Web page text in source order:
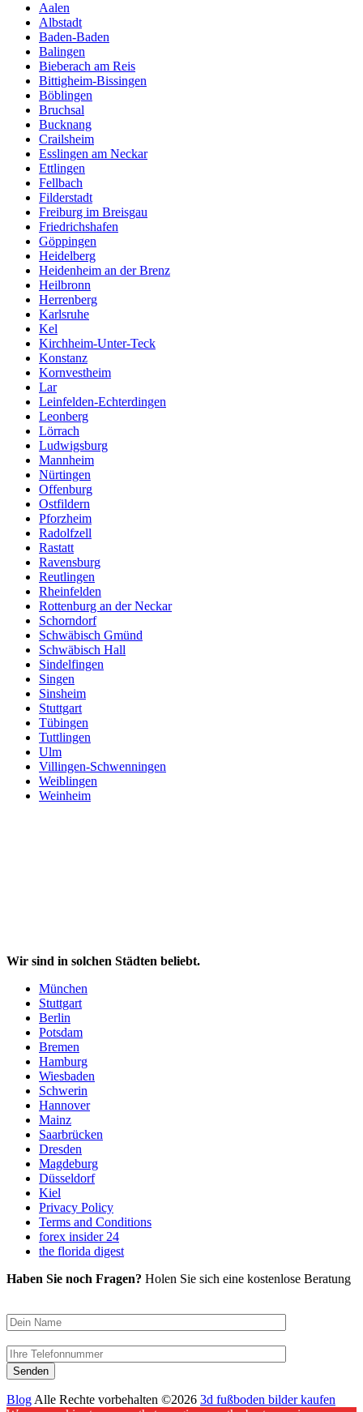
Aalen
Albstadt
Baden-Baden
Balingen
Bieberach am Reis
Bittigheim-Bissingen
Böblingen
Bruchsal
Bucknang
Crailsheim
Esslingen am Neckar
Ettlingen
Fellbach
Filderstadt
Freiburg im Breisgau
Friedrichshafen
Göppingen
Heidelberg
Heidenheim an der Brenz
Heilbronn
Herrenberg
Karlsruhe
Kel
Kirchheim-Unter-Teck
Konstanz
Kornvestheim
Lar
Leinfelden-Echterdingen
Leonberg
Lörrach
Ludwigsburg
Mannheim
Nürtingen
Offenburg
Ostfildern
Pforzheim
Radolfzell
Rastatt
Ravensburg
Reutlingen
Rheinfelden
Rottenburg an der Neckar
Schorndorf
Schwäbisch Gmünd
Schwäbisch Hall
Sindelfingen
Singen
Sinsheim
Stuttgart
Tübingen
Tuttlingen
Ulm
Villingen-Schwenningen
Weiblingen
Weinheim
Wir sind in solchen Städten beliebt.
München
Stuttgart
Berlin
Potsdam
Bremen
Hamburg
Wiesbaden
Schwerin
Hannover
Mainz
Saarbrücken
Dresden
Magdeburg
Düsseldorf
Kiel
Privacy Policy
Terms and Conditions
forex insider 24
the florida digest
Haben Sie noch Fragen? Holen Sie sich eine kostenlose Beratung
Blog Alle Rechte vorbehalten ©2026 3d fußboden bilder kaufen